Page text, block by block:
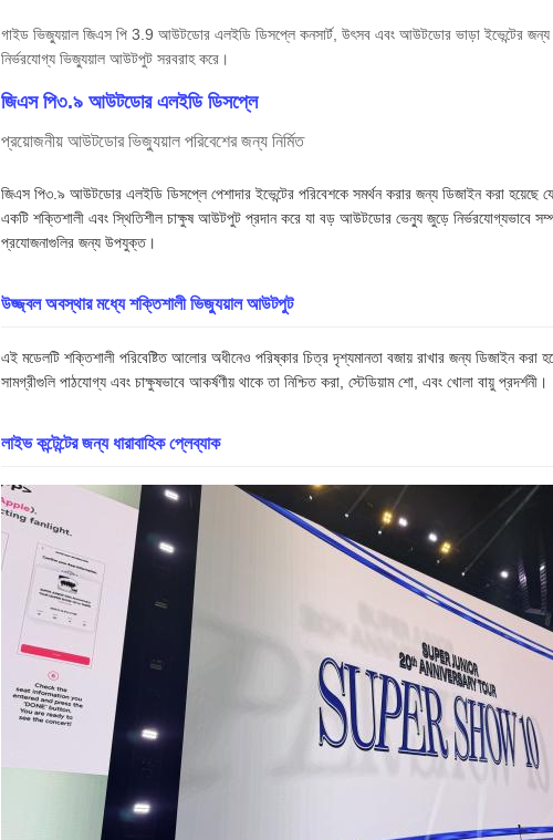
গাইড ভিজ্যুয়াল জিএস পি 3.9 আউটডোর এলইডি ডিসপ্লে কনসার্ট, উৎসব এবং আউটডোর ভাড়া ইভেন্টের জন্য
নির্ভরযোগ্য ভিজ্যুয়াল আউটপুট সরবরাহ করে।
জিএস পি৩.৯ আউটডোর এলইডি ডিসপ্লে
প্রয়োজনীয় আউটডোর ভিজ্যুয়াল পরিবেশের জন্য নির্মিত
জিএস পি৩.৯ আউটডোর এলইডি ডিসপ্লে পেশাদার ইভেন্টের পরিবেশকে সমর্থন করার জন্য ডিজাইন করা হয়েছে
একটি শক্তিশালী এবং স্থিতিশীল চাক্ষুষ আউটপুট প্রদান করে যা বড় আউটডোর ভেন্যু জুড়ে নির্ভরযোগ্যভাবে
প্রযোজনাগুলির জন্য উপযুক্ত।
উজ্জ্বল অবস্থার মধ্যে শক্তিশালী ভিজ্যুয়াল আউটপুট
এই মডেলটি শক্তিশালী পরিবেষ্টিত আলোর অধীনেও পরিষ্কার চিত্র দৃশ্যমানতা বজায় রাখার জন্য ডিজাইন করা
সামগ্রীগুলি পাঠযোগ্য এবং চাক্ষুষভাবে আকর্ষণীয় থাকে তা নিশ্চিত করা, স্টেডিয়াম শো, এবং খোলা বায়ু প্রদর্শনী।
লাইভ কন্টেন্টের জন্য ধারাবাহিক প্লেব্যাক